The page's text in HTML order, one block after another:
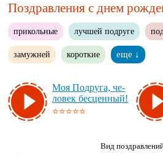
Поздравления с днем
прикольные лучшей подруге
замужней короткие еще ↓
Моя Под­ру­га, че­
ло­век бес­цен­ный!
⭐⭐⭐⭐⭐
Вид